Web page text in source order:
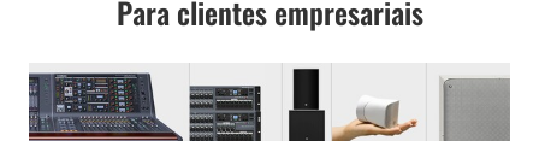
Para clientes empresariais